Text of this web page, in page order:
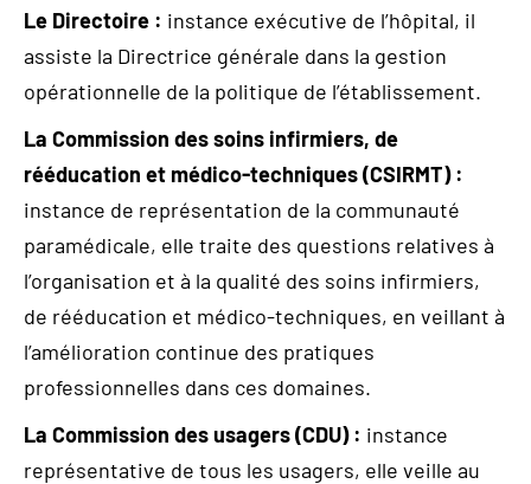
Le Directoire : instance exécutive de l’hôpital, il
assiste la Directrice générale dans la gestion
opérationnelle de la politique de l’établissement.
La Commission des soins infirmiers, de
rééducation et médico-techniques (CSIRMT) :
instance de représentation de la communauté
paramédicale, elle traite des questions relatives à
l’organisation et à la qualité des soins infirmiers,
de rééducation et médico-techniques, en veillant à
l’amélioration continue des pratiques
professionnelles dans ces domaines.
La Commission des usagers (CDU) : instance
représentative de tous les usagers, elle veille au